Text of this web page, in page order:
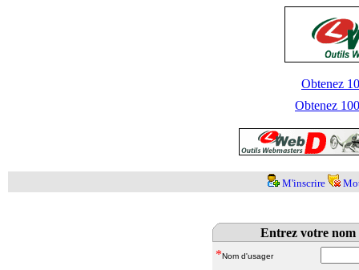
Obtenez
Obtenez
M'inscrire
Entrez votre nom
*Nom d'usager